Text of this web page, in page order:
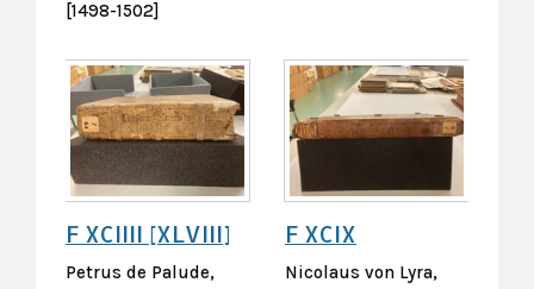
[1498-1502]
F XCIIII [XLVIII]
Petrus de Palude,
F XCIX
Nicolaus von Lyra,